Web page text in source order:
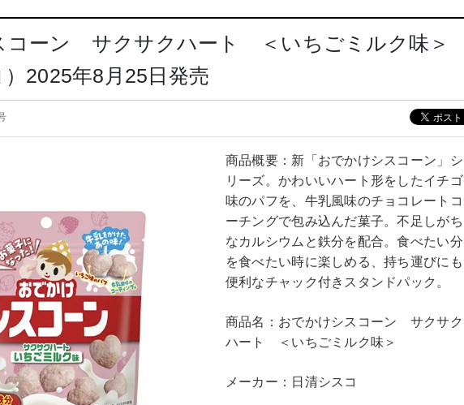
コーン サクサクハート ＜いちごミルク味＞
）2025年8月25日発売
商品概要：新「おでかけシスコーン」シ
リーズ。かわいいハート形をしたイチゴ
味のパフを、牛乳風味のチョコレートコ
ーチングで包み込んだ菓子。不足しがち
なカルシウムと鉄分を配合。食べたい分
を食べたい時に楽しめる、持ち運びにも
便利なチャック付きスタンドパック。
商品名：おでかけシスコーン サクサク
ハート ＜いちごミルク味＞
メーカー：日清シスコ